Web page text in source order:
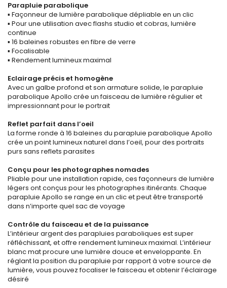
Parapluie parabolique
▪ Façonneur de lumière parabolique dépliable en un clic
▪ Pour une utilisation avec flashs studio et cobras, lumière
continue
▪ 16 baleines robustes en fibre de verre
▪ Focalisable
▪ Rendement lumineux maximal
Eclairage précis et homogène
Avec un galbe profond et son armature solide, le parapluie
parabolique Apollo crée un faisceau de lumière régulier et
impressionnant pour le portrait
Reflet parfait dans l’oeil
La forme ronde à 16 baleines du parapluie parabolique Apollo
crée un point lumineux naturel dans l’oeil, pour des portraits
purs sans reflets parasites
Conçu pour les photographes nomades
Pliable pour une installation rapide, ces façonneurs de lumière
légers ont conçus pour les photographes itinérants. Chaque
parapluie Apollo se range en un clic et peut être transporté
dans n’importe quel sac de voyage
Contrôle du faisceau et de la puissance
L’intérieur argent des parapluies paraboliques est super
réfléchissant, et offre rendement lumineux maximal. L’intérieur
blanc mat procure une lumière douce et enveloppante. En
réglant la position du parapluie par rapport à votre source de
lumière, vous pouvez focaliser le faisceau et obtenir l’éclairage
désiré